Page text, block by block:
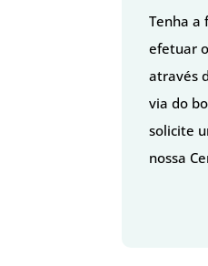
Tenha a
efetuar
através
via do
solicite
nossa